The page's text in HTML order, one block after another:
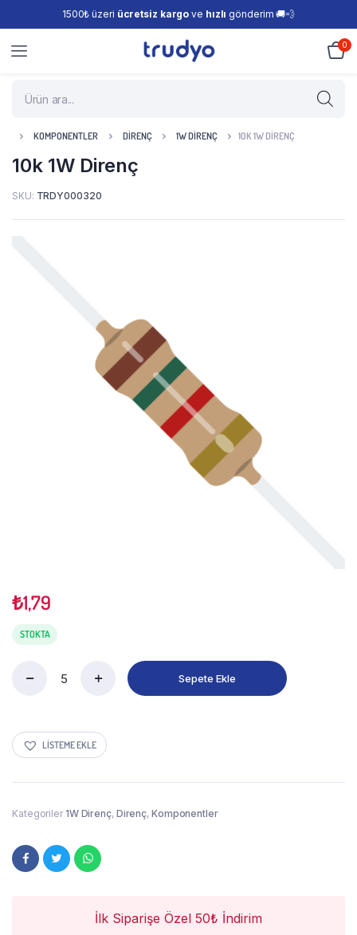
1500₺ üzeri ücretsiz kargo ve hızlı gönderim 🚚💨
0
KOMPONENTLER DIRENÇ 1W DIRENÇ 10K 1W DIRENÇ
10k 1W Direnç
SKU: TRDY000320
₺1,79
STOKTA
Sepete Ekle
LISTEME EKLE
Kategoriler 1W Direnç, Direnç, Komponentler
İlk Siparişe Özel 50₺ İndirim